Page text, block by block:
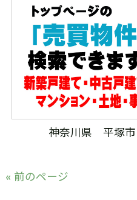
神奈川県 平塚
« 前のページ